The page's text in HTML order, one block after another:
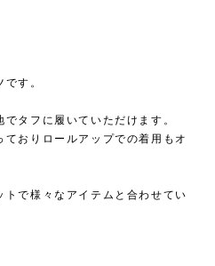
す。
タフに履いていただけます。
おりロールアップでの着用もオ
で様々なアイテムと合わせてい